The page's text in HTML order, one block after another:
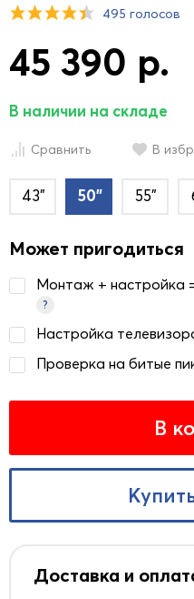
495 голосов
45 390 р.
В наличии на складе
Сравнить В
43" 50" 55"
Может пригодиться
Монтаж +
?
Настройка
Проверка на битые
В
Доставка и